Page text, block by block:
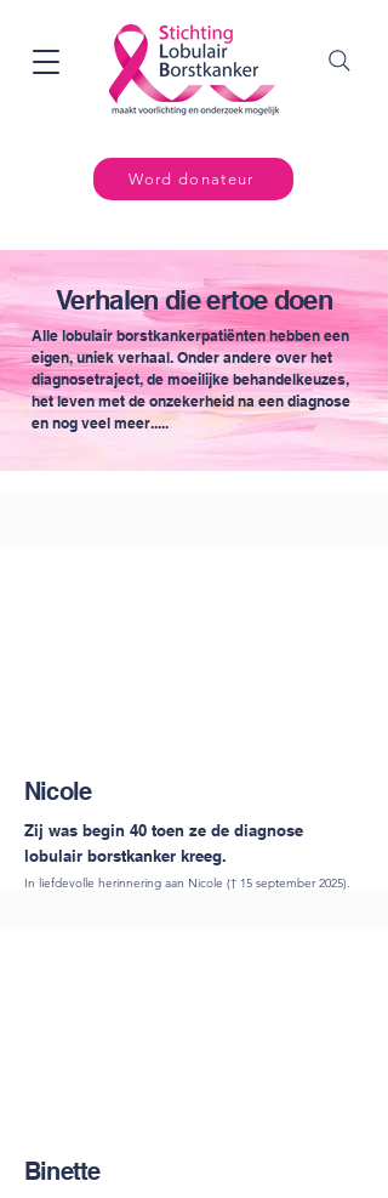
Word donateur
Verhalen die ertoe doen
Alle lobulair borstkankerpatiënten hebben een
eigen, uniek verhaal. Onder andere over het
diagnosetraject, de moeilijke behandelkeuzes,
het leven met de onzekerheid na een diagnose
en nog veel meer.....​
Nicole
Zij was begin 40 toen ze de diagnose
lobulair borstkanker kreeg.
Binette
In liefdevolle herinnering aan Nicole († 15 september 2025).